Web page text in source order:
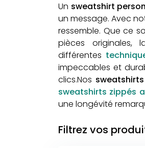
Un sweatshirt
un message. Avec
ressemble. Que ce
pièces originales,
différentes
impeccables et
clics.Nos
sweatshirts zippés
une longévité
Filtrez vos